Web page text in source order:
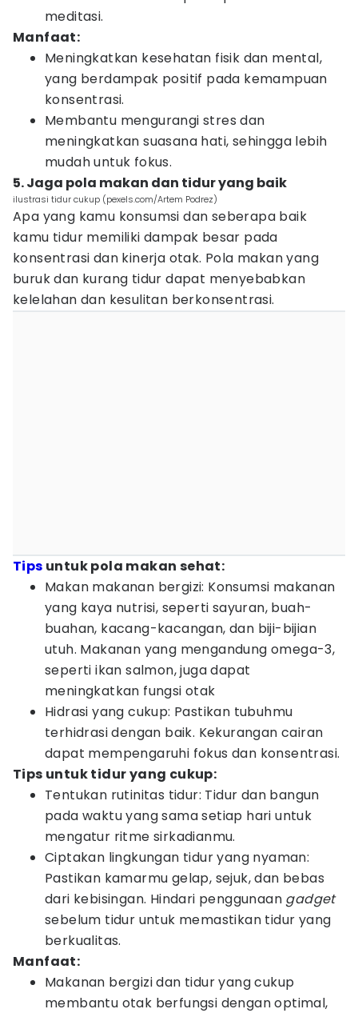
meditasi.
Manfaat:
Meningkatkan kesehatan fisik dan mental,
yang berdampak positif pada kemampuan
konsentrasi.
Membantu mengurangi stres dan
meningkatkan suasana hati, sehingga lebih
mudah untuk fokus.
5. Jaga pola makan dan tidur yang baik
ilustrasi tidur cukup (pexels.com/Artem Podrez)
Apa yang kamu konsumsi dan seberapa baik
kamu tidur memiliki dampak besar pada
konsentrasi dan kinerja otak. Pola makan yang
buruk dan kurang tidur dapat menyebabkan
kelelahan dan kesulitan berkonsentrasi.
Tips untuk pola makan sehat:
Makan makanan bergizi: Konsumsi makanan
yang kaya nutrisi, seperti sayuran, buah-
buahan, kacang-kacangan, dan biji-bijian
utuh. Makanan yang mengandung omega-3,
seperti ikan salmon, juga dapat
meningkatkan fungsi otak
Hidrasi yang cukup: Pastikan tubuhmu
terhidrasi dengan baik. Kekurangan cairan
dapat mempengaruhi fokus dan konsentrasi.
Tips untuk tidur yang cukup:
Tentukan rutinitas tidur: Tidur dan bangun
pada waktu yang sama setiap hari untuk
mengatur ritme sirkadianmu.
Ciptakan lingkungan tidur yang nyaman:
Pastikan kamarmu gelap, sejuk, dan bebas
dari kebisingan. Hindari penggunaan gadget
sebelum tidur untuk memastikan tidur yang
berkualitas.
Manfaat:
Makanan bergizi dan tidur yang cukup
membantu otak berfungsi dengan optimal,